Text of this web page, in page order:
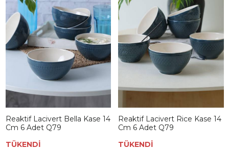
Reaktif Lacivert Bella Kase 14
Cm 6 Adet Q79
TÜKENDİ
Reaktif Lacivert Rice Kase 14
Cm 6 Adet Q79
TÜKENDİ